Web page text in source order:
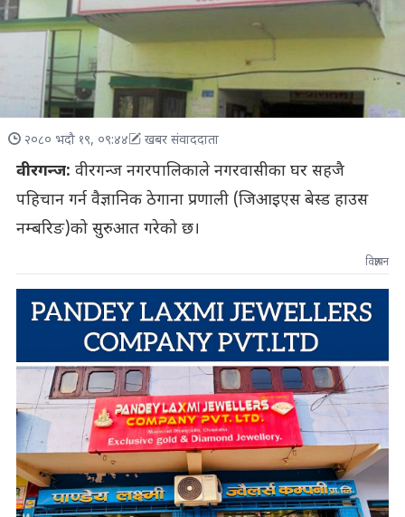
२०८० भदौ १९, ०९:४४ खबर संवाददाता
वीरगन्ज: वीरगन्ज नगरपालिकाले नगरवासीका घर सहजै
पहिचान गर्न वैज्ञानिक ठेगाना प्रणाली (जिआइएस बेस्ड हाउस
नम्बरिङ)को सुरुआत गरेको छ।
विज्ञापन